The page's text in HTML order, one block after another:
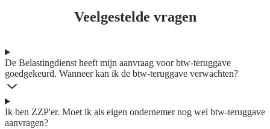
Veelgestelde vragen
De Belastingdienst heeft mijn aanvraag voor btw-teruggave
goedgekeurd. Wanneer kan ik de btw-teruggave verwachten?
Ik ben ZZP'er. Moet ik als eigen ondernemer nog wel btw-teruggave
aanvragen?